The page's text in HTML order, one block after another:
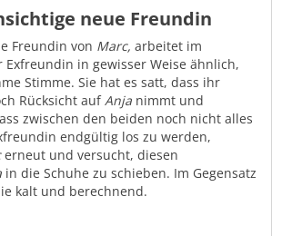
neue Freundin
Freundin von Marc, arbeitet im
Exfreundin in gewisser Weise ähnlich,
Stimme. Sie hat es satt, dass ihr
Rücksicht aufAnja nimmt und
zwischen den beiden noch nicht alles
endgültig los zu werden,
erneut und versucht, diesen
in die Schuhe zu schieben. Im Gegensatz
kalt und berechnend.